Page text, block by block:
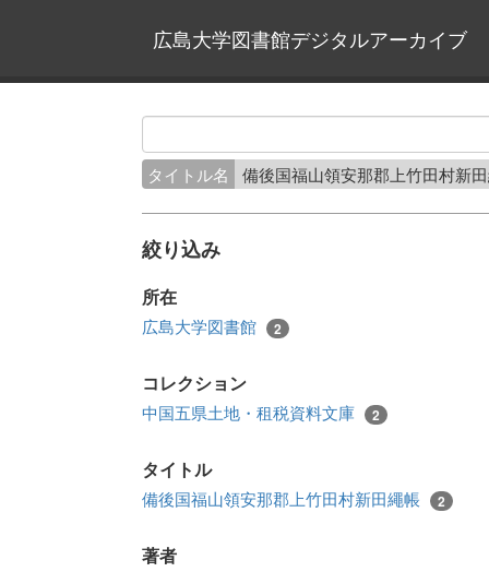
広島大学図書館デジタルアーカイブ
タイトル名 備後国福山領安那郡上竹田村新
絞り込み
所在
広島大学図書館 2
コレクション
中国五県土地・租税資料文庫 2
タイトル
備後国福山領安那郡上竹田村新田繩帳 2
著者